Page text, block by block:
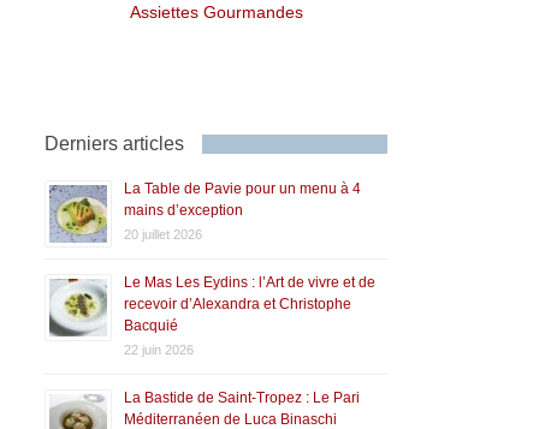
Assiettes Gourmandes
Derniers articles
La Table de Pavie pour un menu à 4
mains d’exception
20 juillet 2026
Le Mas Les Eydins : l’Art de vivre et de
recevoir d’Alexandra et Christophe
Bacquié
22 juin 2026
La Bastide de Saint-Tropez : Le Pari
Méditerranéen de Luca Binaschi